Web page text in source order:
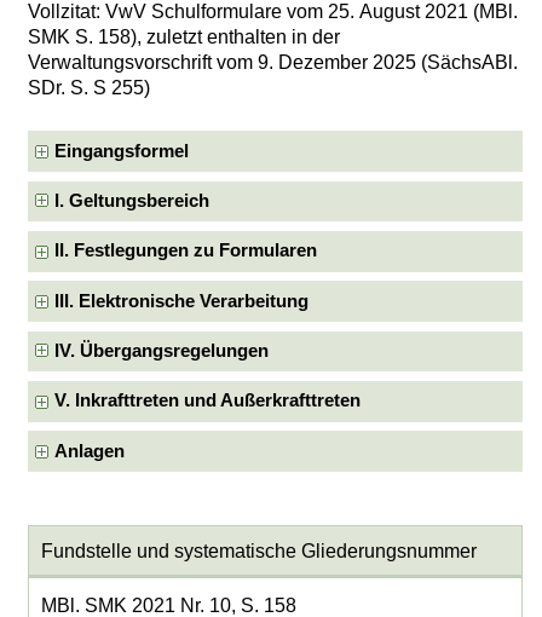
Vollzitat: VwV Schulformulare vom 25. August 2021 (MBl.
SMK S. 158), zuletzt enthalten in der
Verwaltungsvorschrift vom 9. Dezember 2025 (SächsABl.
SDr. S. S 255)
Eingangsformel
I. Geltungsbereich
II. Festlegungen zu Formularen
III. Elektronische Verarbeitung
IV. Übergangsregelungen
V. Inkrafttreten und Außerkrafttreten
Anlagen
Fundstelle und systematische Gliederungsnummer
MBl. SMK 2021 Nr. 10, S. 158